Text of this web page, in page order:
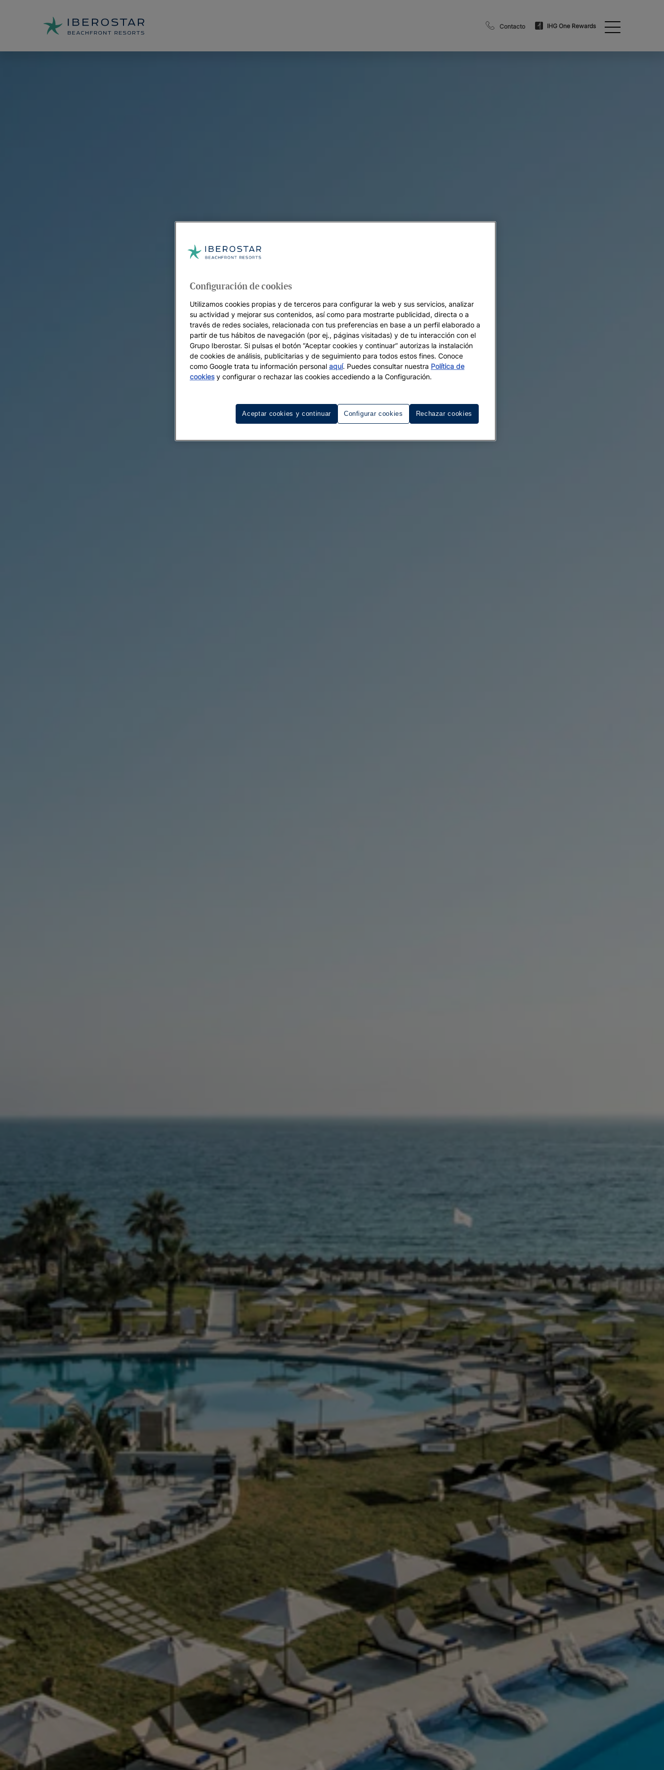
Contacto IHG One Rewards
Configuración de cookies
Utilizamos cookies propias y de terceros para configurar la web y sus servicios, analizar
su actividad y mejorar sus contenidos, así como para mostrarte publicidad, directa o a
través de redes sociales, relacionada con tus preferencias en base a un perfil elaborado a
partir de tus hábitos de navegación (por ej., páginas visitadas) y de tu interacción con el
Grupo Iberostar. Si pulsas el botón “Aceptar cookies y continuar” autorizas la instalación
de cookies de análisis, publicitarias y de seguimiento para todos estos fines. Conoce
como Google trata tu información personal aquí. Puedes consultar nuestra Política de
cookiesy configurar o rechazar las cookies accediendo a la Configuración.
Configurar cookies Rechazar cookies
Aceptar cookies y continuar